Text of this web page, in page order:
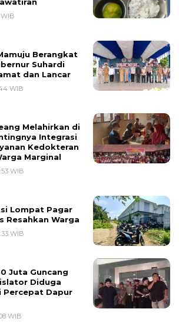
WIB
Berangkat
Suhardi
dan Lancar
WIB
Melahirkan di
Integrasi
Kedokteran
Marginal
WIB
Lompat Pagar
Resahkan Warga
WIB
Juta Guncang
Diduga
Percepat Dapur
WIB